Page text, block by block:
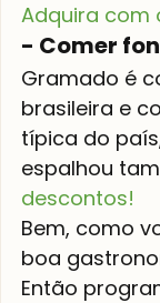
Adquira com
- Comer
Gramado é
brasileira e
típica do
espalhou
descontos!
Bem, como
boa
Então